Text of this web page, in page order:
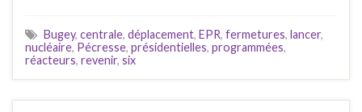
Bugey, centrale, déplacement, EPR, fermetures, lancer,
nucléaire, Pécresse, présidentielles, programmées,
réacteurs, revenir, six